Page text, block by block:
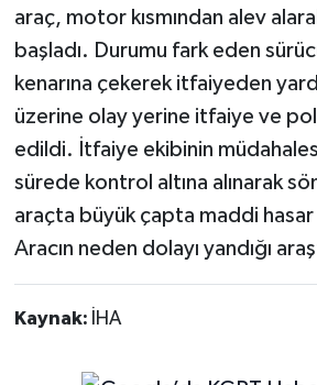
araç, motor kısmından alev
başladı. Durumu fark eden
kenarına çekerek itfaiyeden
üzerine olay yerine itfaiye ve
edildi. İtfaiye ekibinin
sürede kontrol altına alınarak
araçta büyük çapta maddi
Aracın neden dolayı yandığı
Kaynak: İHA